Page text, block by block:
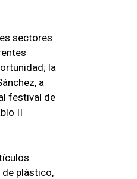
sectores
la
a
festival de
II
plástico,